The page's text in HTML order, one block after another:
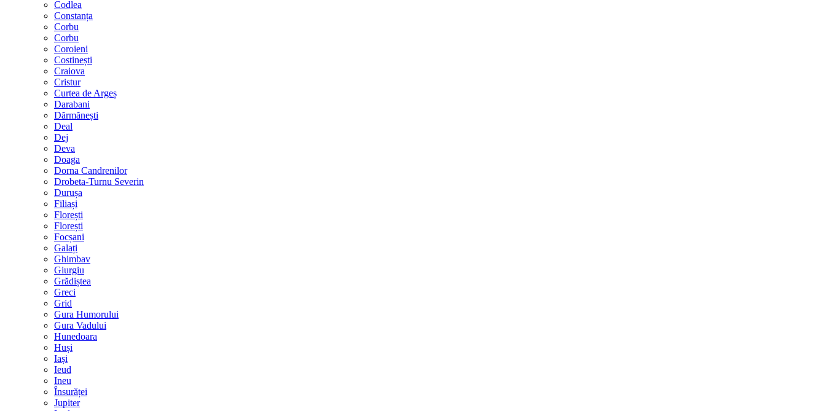
Codlea
Constanța
Corbu
Corbu
Coroieni
Costinești
Craiova
Cristur
Curtea de Argeș
Darabani
Dărmănești
Deal
Dej
Deva
Doaga
Dorna Candrenilor
Drobeta-Turnu Severin
Durușa
Filiași
Florești
Florești
Focșani
Galați
Ghimbav
Giurgiu
Grădiștea
Greci
Grid
Gura Humorului
Gura Vadului
Hunedoara
Huși
Iași
Ieud
Ineu
Însurăței
Jupiter